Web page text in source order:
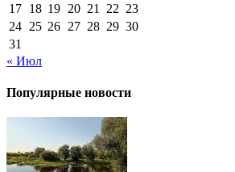
17 18 19 20 21 22 23
24 25 26 27 28 29 30
31
« Июл
Популярные новости